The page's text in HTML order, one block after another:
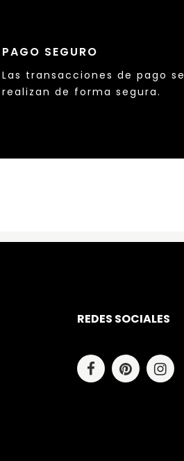
PAGO SEGURO
Las transacciones de pago se
realizan de forma segura.
REDES SOCIALES